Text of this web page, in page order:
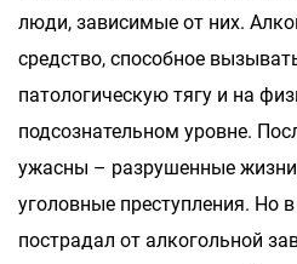
люди, зависимые от них.
средство, способное
патологическую тягу и на
подсознательном уровне.
ужасны – разрушенные
уголовные преступления. Но
пострадал от алкогольной